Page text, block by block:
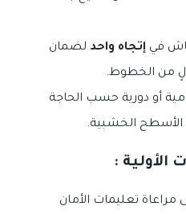
في إتجاه واحد لضمان
من الخطوط.
أو دورية حسب الحاجة
الأسطح الخشبية.
الأولية :
تعليمات الأمان